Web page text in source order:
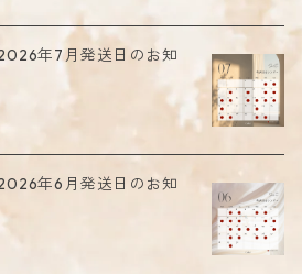
年7月発送日のお知
年6月発送日のお知